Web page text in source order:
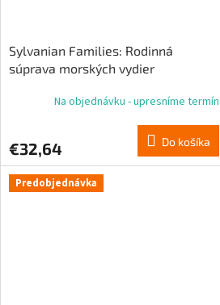
Sylvanian Families: Rodinná
súprava morských vydier
Na objednávku - upresníme termín
€32,64 Do košíka
Predobjednávka